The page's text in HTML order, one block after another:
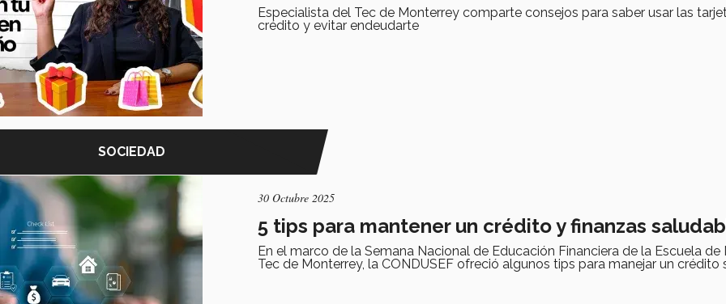
Especialista del Tec de Monterrey comparte consejos para saber usar las
crédito y evitar endeudarte
SOCIEDAD
30 Octubre 2025
5 tips para mantener un crédito y finanzas
En el marco de la Semana Nacional de Educación Financiera de la Escuela
Tec de Monterrey, la CONDUSEF ofreció algunos tips para manejar un crédito